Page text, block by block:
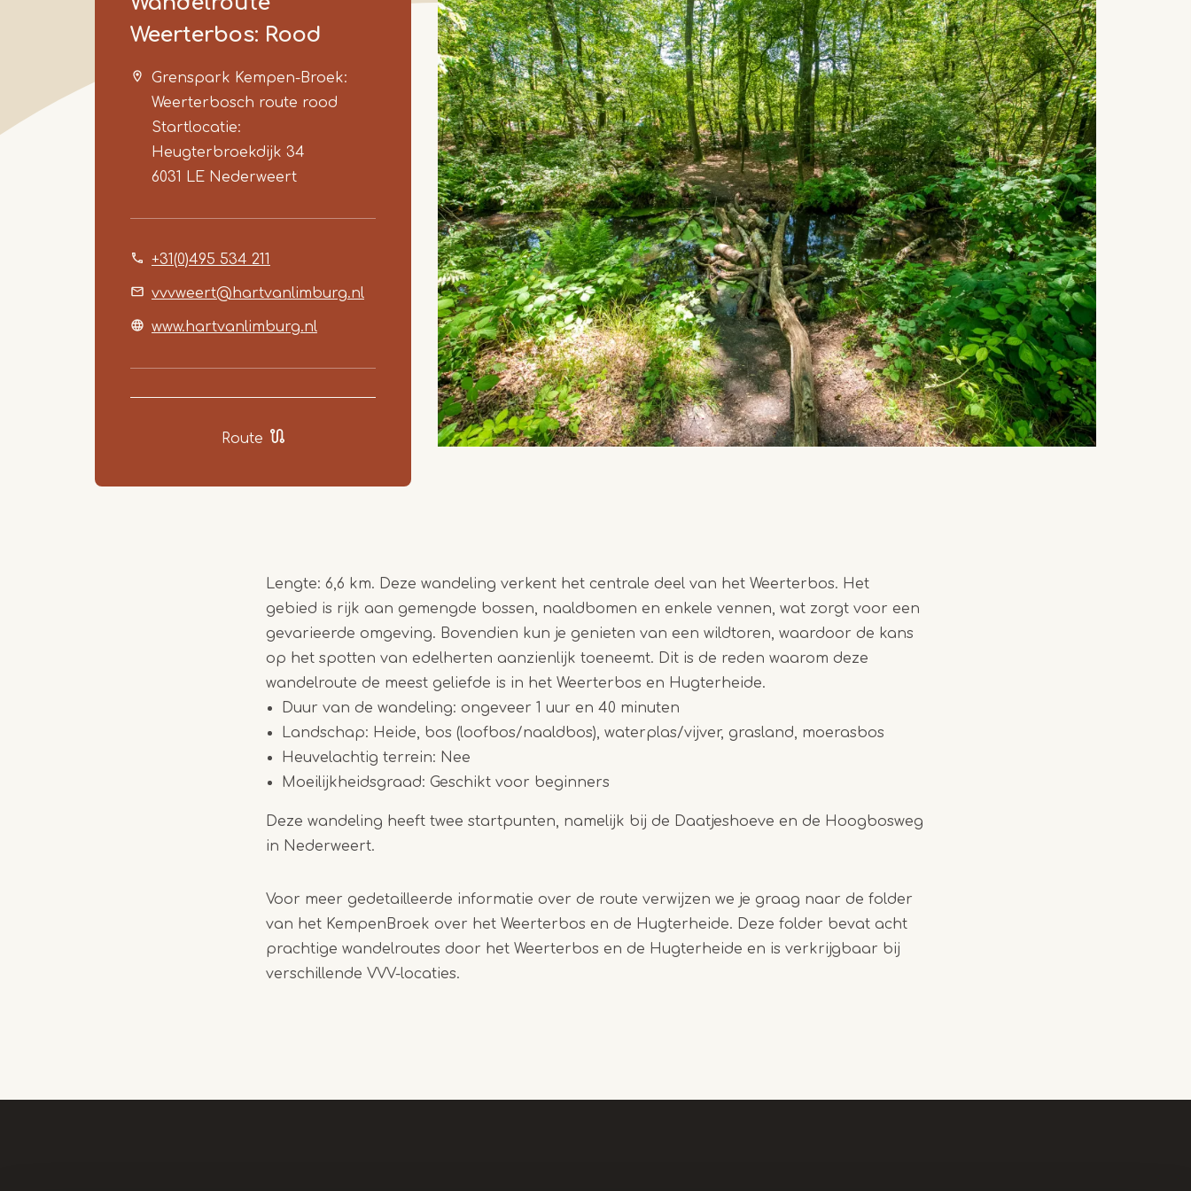
Weerterbos: Rood
Grenspark Kempen-Broek:
Weerterbosch route rood
Startlocatie:
Heugterbroekdijk 34
6031 LE Nederweert
+31(0)495 534 211
vvvweert@hartvanlimburg.nl
www.hartvanlimburg.nl
Route
Lengte: 6,6 km. Deze wandeling verkent het centrale deel van het Weerterbos. Het
gebied is rijk aan gemengde bossen, naaldbomen en enkele vennen, wat zorgt voor een
gevarieerde omgeving. Bovendien kun je genieten van een wildtoren, waardoor de kans
op het spotten van edelherten aanzienlijk toeneemt. Dit is de reden waarom deze
wandelroute de meest geliefde is in het Weerterbos en Hugterheide.
Duur van de wandeling: ongeveer 1 uur en 40 minuten
Landschap: Heide, bos (loofbos/naaldbos), waterplas/vijver, grasland, moerasbos
Heuvelachtig terrein: Nee
Moeilijkheidsgraad: Geschikt voor beginners
Deze wandeling heeft twee startpunten, namelijk bij de Daatjeshoeve en de Hoogbosweg
in Nederweert.
Voor meer gedetailleerde informatie over de route verwijzen we je graag naar de folder
van het KempenBroek over het Weerterbos en de Hugterheide. Deze folder bevat acht
prachtige wandelroutes door het Weerterbos en de Hugterheide en is verkrijgbaar bij
verschillende VVV-locaties.